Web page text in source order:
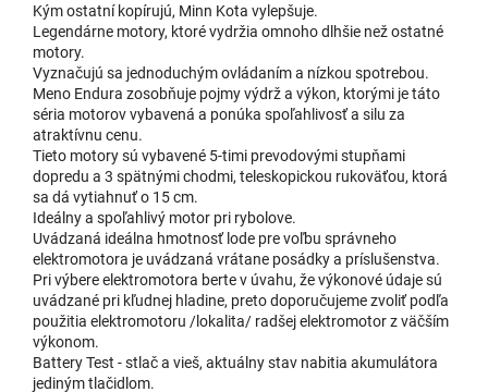
Endura C2 - 45
u dodávateľa| 20131EAN:8580000201314 370 €
Endura C2 - 50
u dodávateľa
| 9311C
393,50 €
Kým ostatní kopírujú, Minn Kota vylepšuje.
Legendárne motory, ktoré vydržia omnoho dlhšie než ostatné
motory.
Vyznačujú sa jednoduchým ovládaním a nízkou spotrebou.
Meno Endura zosobňuje pojmy výdrž a výkon, ktorými je táto
séria motorov vybavená a ponúka spoľahlivosť a silu za
atraktívnu cenu.
Tieto motory sú vybavené 5-timi prevodovými stupňami
dopredu a 3 spätnými chodmi, teleskopickou rukoväťou, ktorá
sa dá vytiahnuť o 15 cm.
Ideálny a spoľahlivý motor pri rybolove.
Uvádzaná ideálna hmotnosť lode pre voľbu správneho
elektromotora je uvádzaná vrátane posádky a príslušenstva.
Pri výbere elektromotora berte v úvahu, že výkonové údaje sú
uvádzané pri kľudnej hladine, preto doporučujeme zvoliť podľa
použitia elektromotoru /lokalita/ radšej elektromotor z väčším
výkonom.
Battery Test - stlač a vieš, aktuálny stav nabitia akumulátora
jediným tlačidlom.